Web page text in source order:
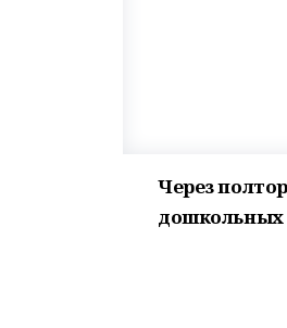
Через
дошкольных